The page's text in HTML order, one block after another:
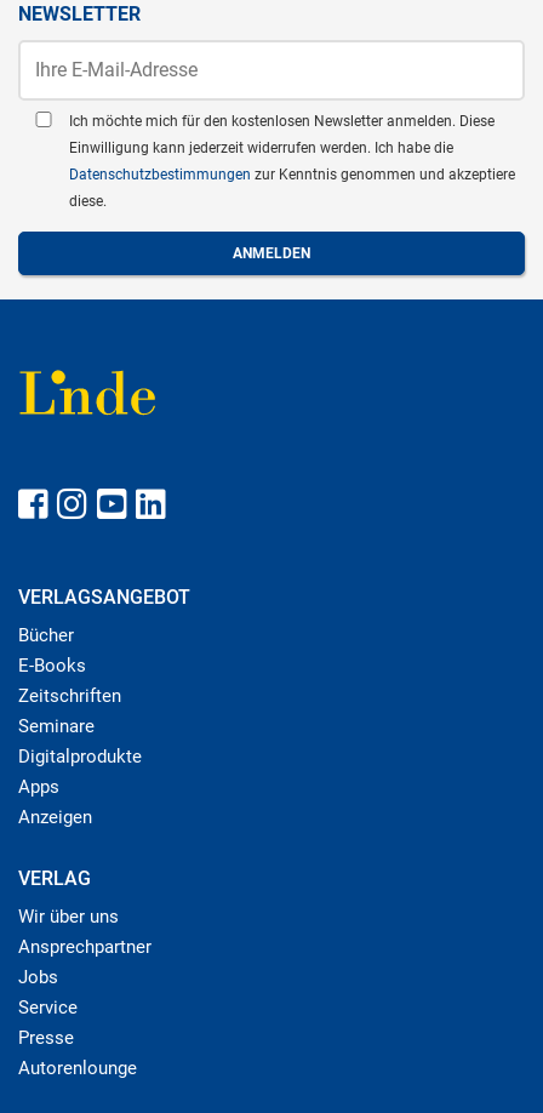
NEWSLETTER
Ich möchte mich für den kostenlosen Newsletter anmelden. Diese
Einwilligung kann jederzeit widerrufen werden. Ich habe die
Datenschutzbestimmungen zur Kenntnis genommen und akzeptiere
diese.
VERLAGSANGEBOT
Bücher
E-Books
Zeitschriften
Seminare
Digitalprodukte
Apps
Anzeigen
VERLAG
Wir über uns
Ansprechpartner
Jobs
Service
Presse
Autorenlounge